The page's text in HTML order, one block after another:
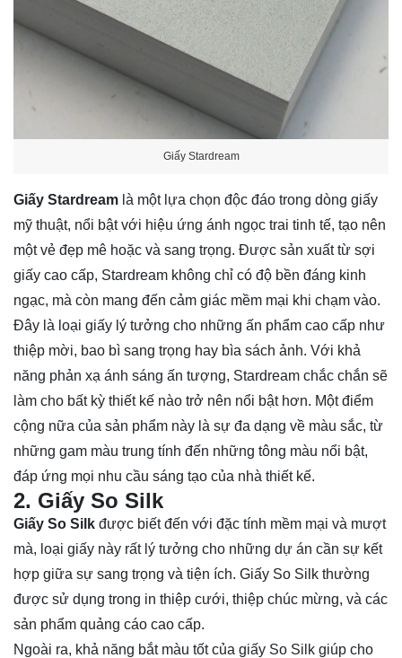
Giấy Stardream
Giấy Stardream là một lựa chọn độc đáo trong dòng giấy
mỹ thuật, nổi bật với hiệu ứng ánh ngọc trai tinh tế, tạo nên
một vẻ đẹp mê hoặc và sang trọng. Được sản xuất từ sợi
giấy cao cấp, Stardream không chỉ có độ bền đáng kinh
ngạc, mà còn mang đến cảm giác mềm mại khi chạm vào.
Đây là loại giấy lý tưởng cho những ấn phẩm cao cấp như
thiệp mời, bao bì sang trọng hay bìa sách ảnh. Với khả
năng phản xạ ánh sáng ấn tượng, Stardream chắc chắn sẽ
làm cho bất kỳ thiết kế nào trở nên nổi bật hơn. Một điểm
cộng nữa của sản phẩm này là sự đa dạng về màu sắc, từ
những gam màu trung tính đến những tông màu nổi bật,
đáp ứng mọi nhu cầu sáng tạo của nhà thiết kế.
2. Giấy So Silk
Giấy So Silk được biết đến với đặc tính mềm mại và mượt
mà, loại giấy này rất lý tưởng cho những dự án cần sự kết
hợp giữa sự sang trọng và tiện ích. Giấy So Silk thường
được sử dụng trong in thiệp cưới, thiệp chúc mừng, và các
sản phẩm quảng cáo cao cấp.
Ngoài ra, khả năng bắt màu tốt của giấy So Silk giúp cho